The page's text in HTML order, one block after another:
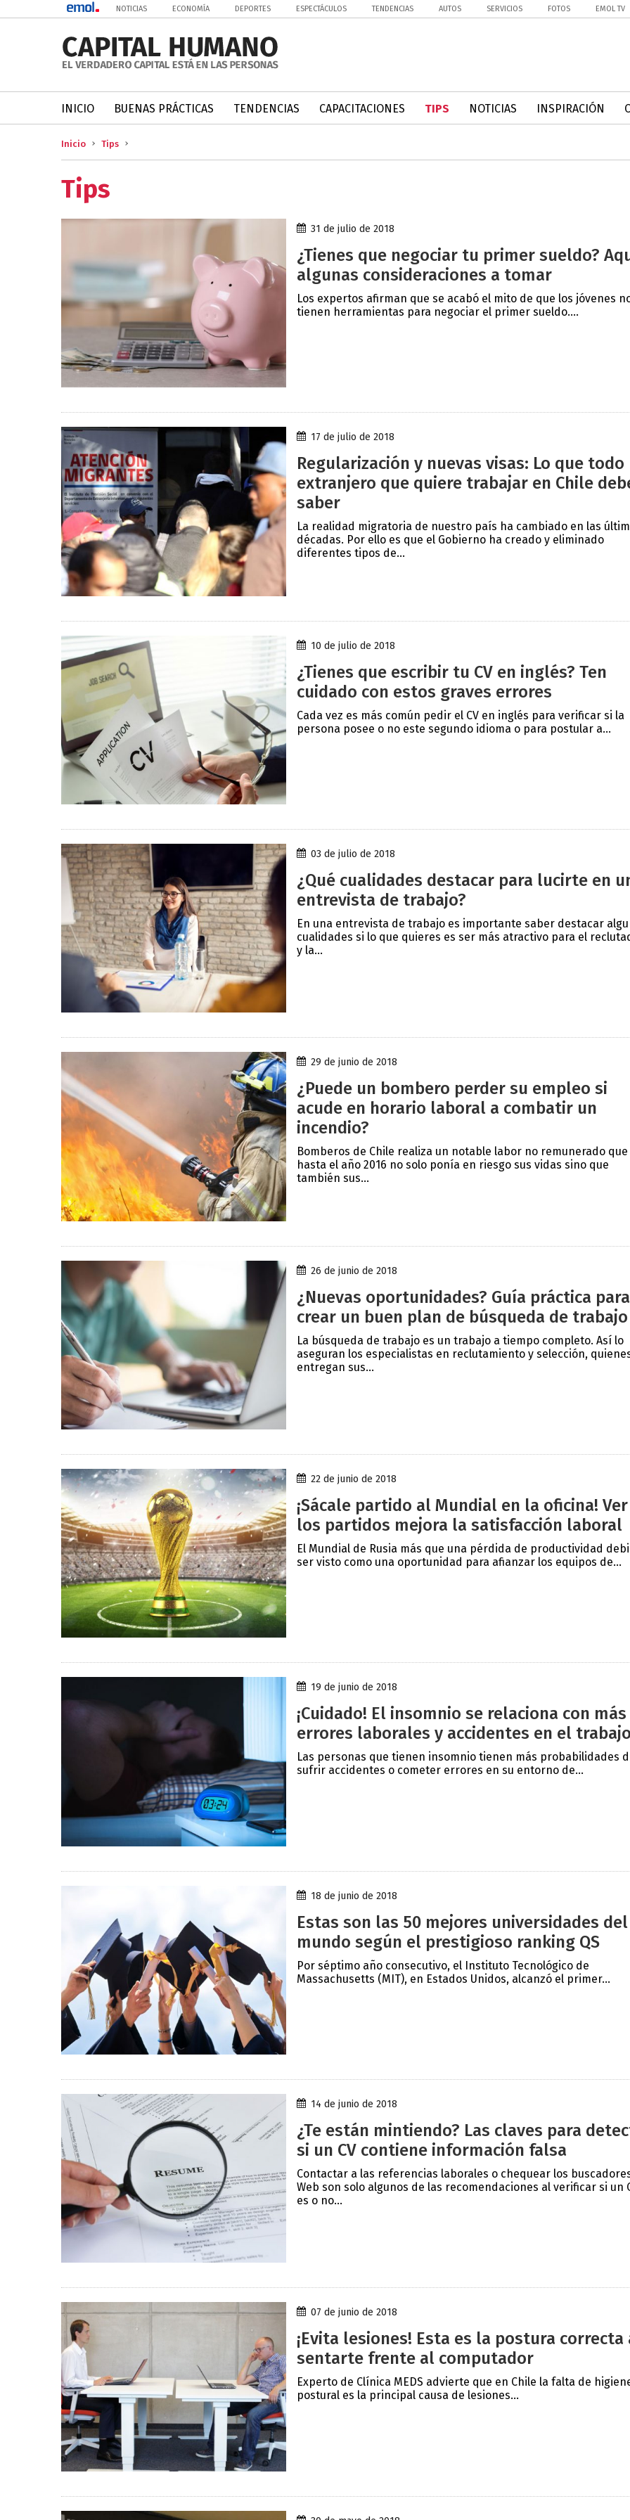
NOTICIAS ECONOMÍA DEPORTES ESPECTÁCULOS TENDENCIAS AUTOS SERVICIOS FOTOS EMOL TV
INICIO BUENAS PRÁCTICAS TENDENCIAS CAPACITACIONES TIPS NOTICIAS INSPIRACIÓN
Inicio Tips
Tips
31 de julio de 2018
¿Tienes que negociar tu primer sueldo?
algunas consideraciones a tomar
Los expertos afirman que se acabó el mito de que los jóvenes
tienen herramientas para negociar el primer sueldo....
17 de julio de 2018
Regularización y nuevas visas: Lo que todo
extranjero que quiere trabajar en Chile
saber
La realidad migratoria de nuestro país ha cambiado en las
décadas. Por ello es que el Gobierno ha creado y eliminado
diferentes tipos de...
10 de julio de 2018
¿Tienes que escribir tu CV en inglés? Ten
cuidado con estos graves errores
Cada vez es más común pedir el CV en inglés para verificar si la
persona posee o no este segundo idioma o para postular a...
03 de julio de 2018
¿Qué cualidades destacar para lucirte en
entrevista de trabajo?
En una entrevista de trabajo es importante saber destacar
cualidades si lo que quieres es ser más atractivo para el
y la...
29 de junio de 2018
¿Puede un bombero perder su empleo si
acude en horario laboral a combatir un
incendio?
Bomberos de Chile realiza un notable labor no remunerado que
hasta el año 2016 no solo ponía en riesgo sus vidas sino que
también sus...
26 de junio de 2018
¿Nuevas oportunidades? Guía práctica para
crear un buen plan de búsqueda de trabajo
La búsqueda de trabajo es un trabajo a tiempo completo. Así lo
aseguran los especialistas en reclutamiento y selección,
entregan sus...
22 de junio de 2018
¡Sácale partido al Mundial en la oficina! Ver
los partidos mejora la satisfacción laboral
El Mundial de Rusia más que una pérdida de productividad
ser visto como una oportunidad para afianzar los equipos de...
19 de junio de 2018
¡Cuidado! El insomnio se relaciona con más
errores laborales y accidentes en el
Las personas que tienen insomnio tienen más probabilidades
sufrir accidentes o cometer errores en su entorno de...
18 de junio de 2018
Estas son las 50 mejores universidades del
mundo según el prestigioso ranking QS
Por séptimo año consecutivo, el Instituto Tecnológico de
Massachusetts (MIT), en Estados Unidos, alcanzó el primer...
14 de junio de 2018
¿Te están mintiendo? Las claves para
si un CV contiene información falsa
Contactar a las referencias laborales o chequear los
Web son solo algunos de las recomendaciones al verificar si un
es o no...
07 de junio de 2018
¡Evita lesiones! Esta es la postura correcta
sentarte frente al computador
Experto de Clínica MEDS advierte que en Chile la falta de
postural es la principal causa de lesiones...